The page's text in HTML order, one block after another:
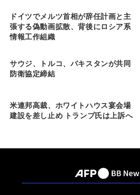
ドイツでメルツ首相が辞任計画と主
張する偽動画拡散、背後にロシア系
情報工作組織
サウジ、トルコ、パキスタンが共同
防衛協定締結
米連邦高裁、ホワイトハウス宴会場
建設を差し止め トランプ氏は上訴へ